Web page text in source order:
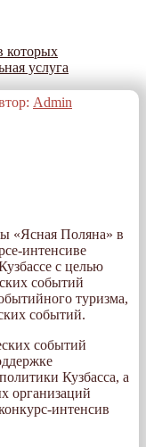
которых
услуга
Admin
«Ясная Поляна» в
интенсиве
с целью
событий
туризма,
событий.
событий
Кузбасса, а
организаций
интенсив